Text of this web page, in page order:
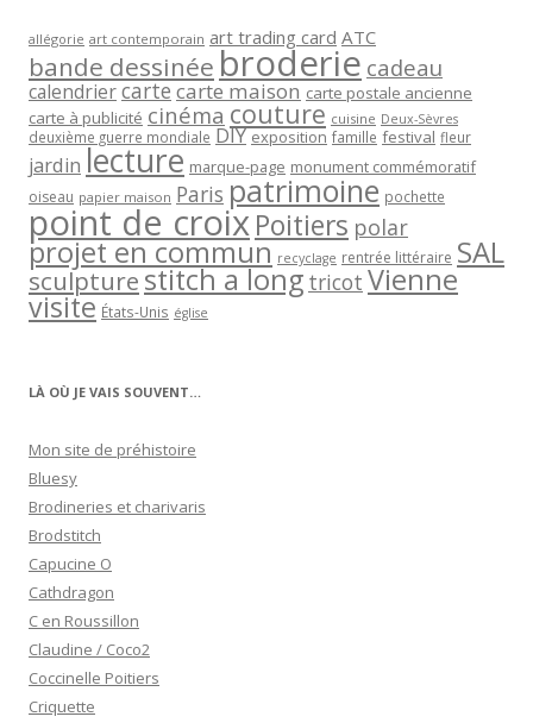
allégorie art contemporain art trading card ATC
bande dessinée broderie cadeau
calendriercartecarte maison carte postale ancienne
carte à publicité cinéma couture cuisine Deux-Sèvres
deuxième guerre mondiale DIY exposition famille festival fleur
jardin lecture marque-page monument commémoratif
oiseau papier maison Paris patrimoine pochette
point de croixPoitiers polar
projet en commun recyclage rentrée littéraire SAL
sculpturestitch a long tricot Vienne
visite États-Unis église
LÀ OÙ JE VAIS SOUVENT…
Mon site de préhistoire
Bluesy
Brodineries et charivaris
Brodstitch
Capucine O
Cathdragon
C en Roussillon
Claudine / Coco2
Coccinelle Poitiers
Criquette